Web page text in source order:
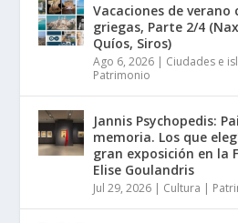
Vacaciones de
griegas, Parte 2/4
Quíos, Siros)
Ago 6, 2026 | Ciudades e
Patrimonio
Jannis Psychopedis:
memoria. Los que
gran exposición en la
Elise Goulandris
Jul 29, 2026 | Cultura |